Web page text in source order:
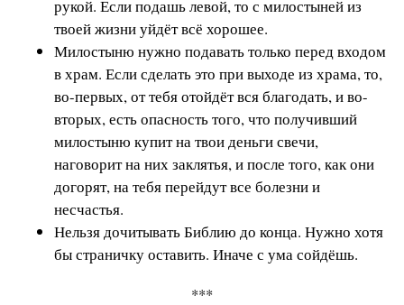
рукой. Если подашь левой, то с милостыней из
твоей жизни уйдёт всё хорошее.
Милостыню нужно подавать только перед входом
в храм. Если сделать это при выходе из храма, то,
во-первых, от тебя отойдёт вся благодать, и во-
вторых, есть опасность того, что получивший
милостыню купит на твои деньги свечи,
наговорит на них заклятья, и после того, как они
догорят, на тебя перейдут все болезни и
несчастья.
Нельзя дочитывать Библию до конца. Нужно хотя
бы страничку оставить. Иначе с ума сойдёшь.
***